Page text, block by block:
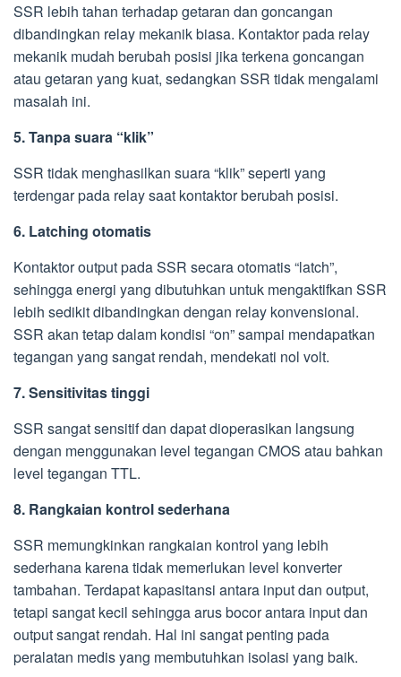
SSR lebih tahan terhadap getaran dan goncangan
dibandingkan relay mekanik biasa. Kontaktor pada relay
mekanik mudah berubah posisi jika terkena goncangan
atau getaran yang kuat, sedangkan SSR tidak mengalami
masalah ini.
5. Tanpa suara “klik”
SSR tidak menghasilkan suara “klik” seperti yang
terdengar pada relay saat kontaktor berubah posisi.
6. Latching otomatis
Kontaktor output pada SSR secara otomatis “latch”,
sehingga energi yang dibutuhkan untuk mengaktifkan SSR
lebih sedikit dibandingkan dengan relay konvensional.
SSR akan tetap dalam kondisi “on” sampai mendapatkan
tegangan yang sangat rendah, mendekati nol volt.
7. Sensitivitas tinggi
SSR sangat sensitif dan dapat dioperasikan langsung
dengan menggunakan level tegangan CMOS atau bahkan
level tegangan TTL.
8. Rangkaian kontrol sederhana
SSR memungkinkan rangkaian kontrol yang lebih
sederhana karena tidak memerlukan level konverter
tambahan. Terdapat kapasitansi antara input dan output,
tetapi sangat kecil sehingga arus bocor antara input dan
output sangat rendah. Hal ini sangat penting pada
peralatan medis yang membutuhkan isolasi yang baik.